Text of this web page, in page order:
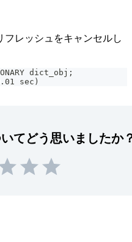
フレッシュをキャンセルし
dict_obj;
sec)
てどう思いましたか